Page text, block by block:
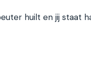
huilt en jij staat